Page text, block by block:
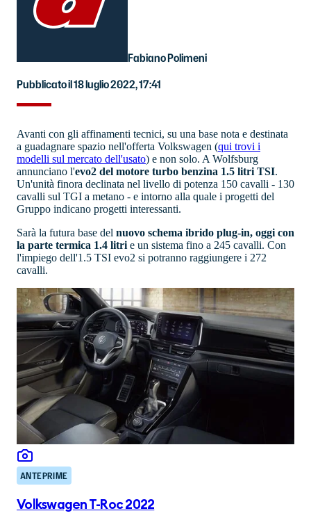
Fabiano Polimeni
Pubblicato il 18 luglio 2022, 17:41
Avanti con gli affinamenti tecnici, su una base nota e destinata
a guadagnare spazio nell'offerta Volkswagen (qui trovi i
modelli sul mercato dell'usato) e non solo. A Wolfsburg
annunciano l'evo2 del motore turbo benzina 1.5 litri TSI.
Un'unità finora declinata nel livello di potenza 150 cavalli - 130
cavalli sul TGI a metano - e intorno alla quale i progetti del
Gruppo indicano progetti interessanti.
Sarà la futura base del nuovo schema ibrido plug-in, oggi con
la parte termica 1.4 litri e un sistema fino a 245 cavalli. Con
l'impiego dell'1.5 TSI evo2 si potranno raggiungere i 272
cavalli.
ANTEPRIME
Volkswagen T-Roc 2022